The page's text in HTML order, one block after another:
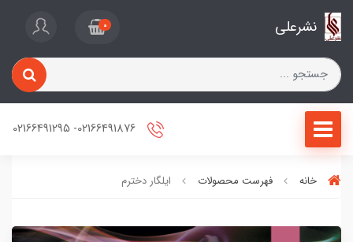
نشرعلی 0
خانه فهرست محصولات ایلگار دخترم